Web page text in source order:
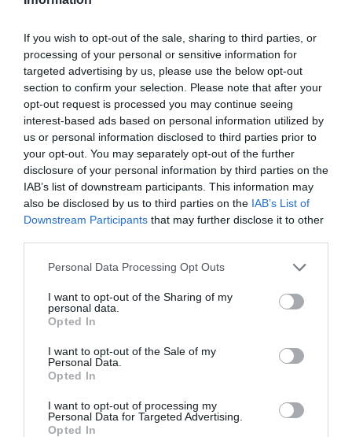
If you wish to opt-out of the sale, sharing to third parties, or
processing of your personal or sensitive information for
targeted advertising by us, please use the below opt-out
section to confirm your selection. Please note that after your
opt-out request is processed you may continue seeing
interest-based ads based on personal information utilized by
us or personal information disclosed to third parties prior to
your opt-out. You may separately opt-out of the further
disclosure of your personal information by third parties on the
IAB’s list of downstream participants. This information may
also be disclosed by us to third parties on the IAB’s List of
Downstream Participants that may further disclose it to other
Personal Data Processing Opt Outs
I want to opt-out of the Sharing of my
personal data.
Opted In
I want to opt-out of the Sale of my
Personal Data.
Opted In
I want to opt-out of processing my
Personal Data for Targeted Advertising.
Opted In
NOUS SOUTENIR
DERNIERS COMMENTAIRES
de Boeing 777-9 déjà construits
CHECK LASTa commenté l'article :
Après Emirates, Lufthansa remet en cause la réception